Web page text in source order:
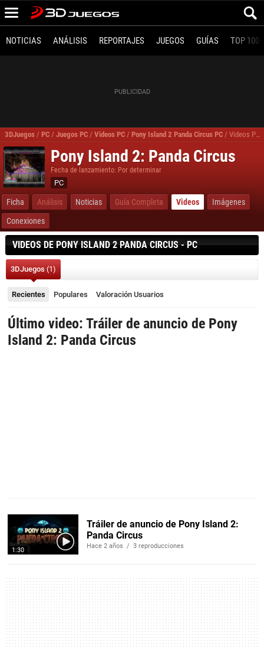
NOTICIAS ANÁLISIS REPORTAJES JUEGOS GUÍAS TOP 100
3DJuegos / PC / Juegos PC / Videos PC / Pony Island 2 Panda Circus PC / Videos Pony Island 2 Panda Circus
Pony Island 2: Panda Circus
Fecha de lanzamiento: Por determinar
PC
Ficha Análisis Noticias Guía Completa Videos
Imágenes
Conexiones
VIDEOS DE PONY ISLAND 2 PANDA CIRCUS - PC
3DJuegos (1)
Recientes Populares Valoración Usuarios
Último video: Tráiler de anuncio de Pony
Island 2: Panda Circus
1:30
Tráiler de anuncio de Pony Island 2:
Panda Circus
Hace 2 años / 3 reproducciones